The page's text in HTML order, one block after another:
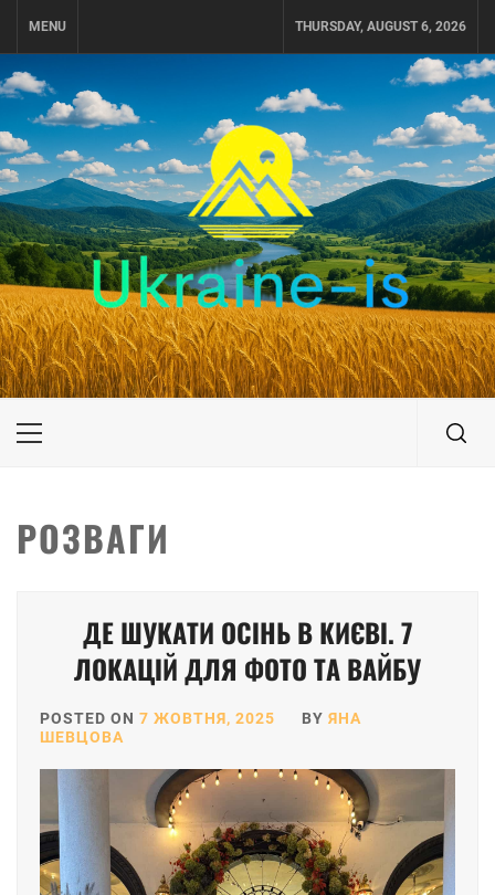
MENU THURSDAY, AUGUST 6, 2026
UKRAINE-IS
ПОДОРОЖI ПО УКРАЇНІ
Primary
РОЗВАГИ
ДЕ ШУКАТИ ОСІНЬ В КИЄВІ. 7
ЛОКАЦІЙ ДЛЯ ФОТО ТА ВАЙБУ
POSTED ON 7 ЖОВТНЯ, 2025 BY ЯНА
ШЕВЦОВА
pagination